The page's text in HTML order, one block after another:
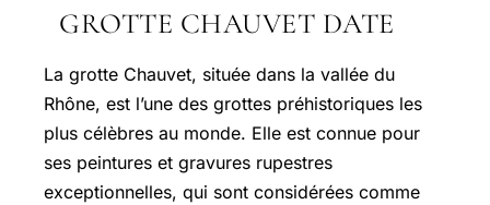
GROTTE CHAUVET DATE
La grotte Chauvet, située dans la vallée du
Rhône, est l’une des grottes préhistoriques les
plus célèbres au monde. Elle est connue pour
ses peintures et gravures rupestres
exceptionnelles, qui sont considérées comme